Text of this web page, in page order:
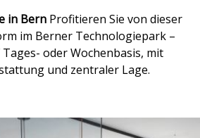
in Bern Profitieren Sie von dieser
im Berner Technologiepark –
oder Wochenbasis, mit
und zentraler Lage.